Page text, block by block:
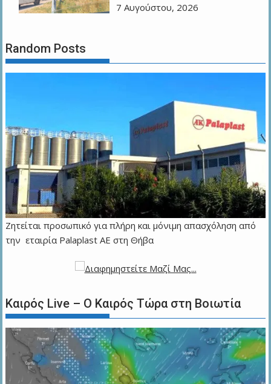
7 Αυγούστου, 2026
Random Posts
Ζητείται προσωπικό για πλήρη και μόνιμη απασχόληση από
την εταιρία Palaplast AE στη Θήβα
Καιρός Live – Ο Καιρός Τώρα στη Βοιωτία